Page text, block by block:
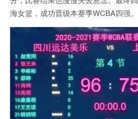
海女篮，成功晋级本赛季WCBA四强。